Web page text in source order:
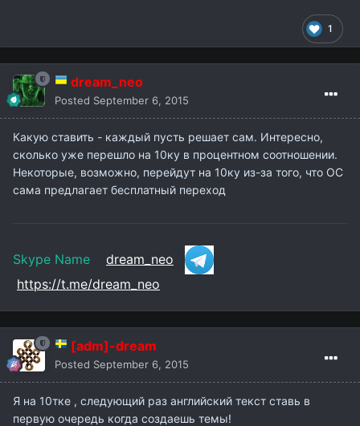
1
dream_neo
Posted September 6, 2015
Какую ставить - каждый пусть решает сам. Интересно,
сколько уже перешло на 10ку в процентном соотношении.
Некоторые, возможно, перейдут на 10ку из-за того, что ОС
сама предлагает бесплатный переход
Skype Name dream_neo
https://t.me/dream_neo
[adm]-dream
Posted September 6, 2015
Я на 10тке , следующий раз английский текст ставь в
первую очередь когда создаешь темы!